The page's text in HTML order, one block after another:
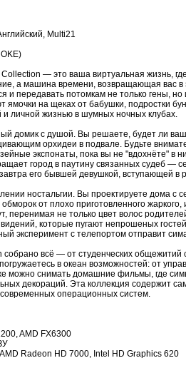
Multi21
— это ваша виртуальная жизнь,
а машина времени, возвращающая вас в
и передавать потомкам не только гены,
ямочки на щеках от бабушки, подростки
личной жизнью в шумных ночных клубах.
домик с душой. Вы решаете, будет ли
орхидеи в подвале. Будьте
экспонаты, пока вы не "вдохнёте" в
город в паутину связанных судеб —
его бывшей девушкой, вступающей в
ностальгии. Вы проектируете дома с
обморок от плохо приготовленного
перенимая не только цвет волос
которые пугают непрошеных
эксперимент с телепортом отправит
всё — от студенческих общежитий
в океан возможностей: от
можно снимать домашние фильмы, где
декораций. Эта коллекция содержит
операционных систем.
AMD FX6300
Radeon HD 7000, Intel HD Graphics 620